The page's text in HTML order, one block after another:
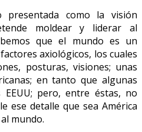
presentada como la visión
moldear y liderar al
que el mundo es un
axiológicos, los cuales
posturas, visiones; unas
en tanto que algunas
pero, entre éstas, no
ese detalle que sea América
mundo.